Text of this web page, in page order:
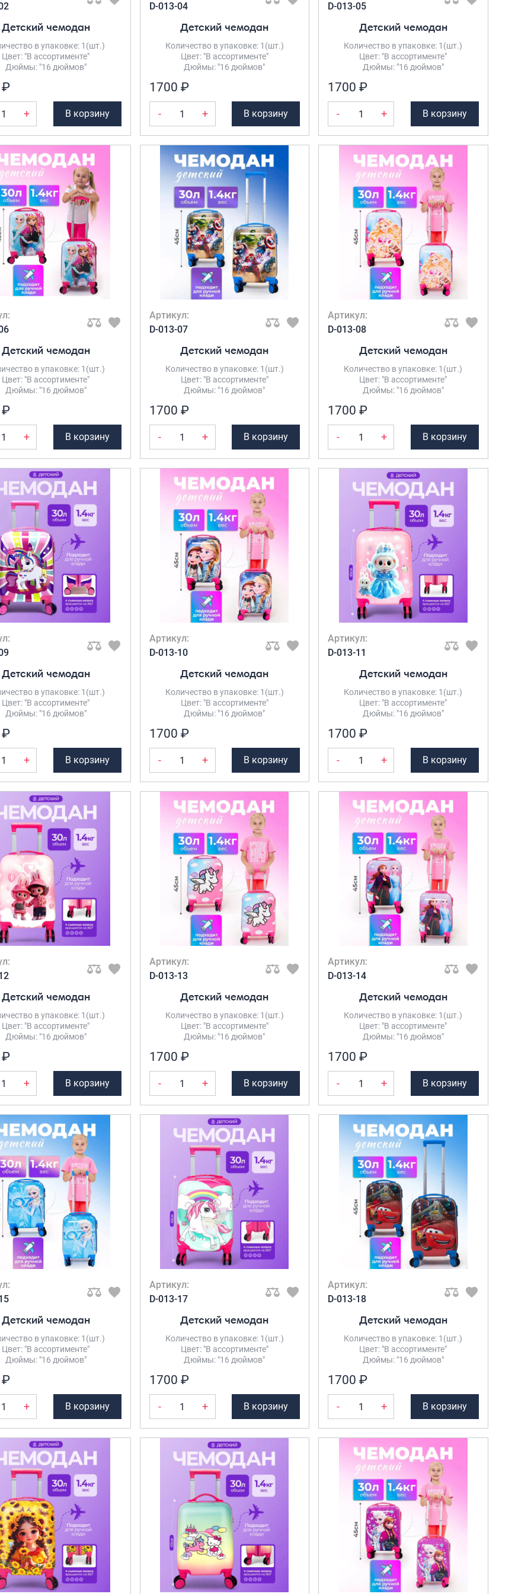
Рюкзаки городские
Рюкзаки школьные
Рюкзаки подростковые
Ранцы школьные
Рюкзаки туристические
Рюкзаки на колесах
ШОППЕРЫ
Кейсы и планшеты
Кейсы
Планшеты
Портпледы
Аксессуары
ЧЕХЛЫ ДЛЯ ЧЕМОДАНОВ
Мешки для обуви
Пеналы для школы
Новинки
Чемоданы оптом
Чемоданы на колесах
Чемоданы детские
Пилоты на колесах
Рюкзаки детские для детских
чемоданов
Бьюти-кейсы
Саквояжи
Распродажа
Сумки
Сумки колесные
Сумки спортивные
Сумки для ноутбуков
Сумки-тележки хозяйственные
Сумки-рюкзаки на колёсах
Сумки детские
Рюкзаки
Рюкзаки городские
Рюкзаки школьные
Рюкзаки подростковые
Ранцы школьные
Рюкзаки детские
Рюкзаки туристические
Рюкзаки для охоты-рыбалки
Рюкзаки на колесах
ШОППЕРЫ
Кейсы и планшеты
Кейсы
Планшеты
Аксессуары
Чехлы для чемоданов
Мешки для обуви
Пеналы для школы
Детский чемодан
в упаковке: 1(шт.)
Цвет: "В ассортименте"
Дюймы: "16 дюймов"
₽
+ В корзину
D-013-04
Детский чемодан
Количество в упаковке: 1(шт.)
Цвет: "В ассортименте"
Дюймы: "16 дюймов"
1700 ₽
- + В корзину
D-013-05
Детский чемодан
Количество в упаковке: 1(шт.)
Цвет: "В ассортименте"
Дюймы: "16 дюймов"
1700 ₽
- + В корзину
Детский чемодан
в упаковке: 1(шт.)
Цвет: "В ассортименте"
Дюймы: "16 дюймов"
₽
+ В корзину
Артикул:
D-013-07
Детский чемодан
Количество в упаковке: 1(шт.)
Цвет: "В ассортименте"
Дюймы: "16 дюймов"
1700 ₽
- + В корзину
Артикул:
D-013-08
Детский чемодан
Количество в упаковке: 1(шт.)
Цвет: "В ассортименте"
Дюймы: "16 дюймов"
1700 ₽
- + В корзину
Детский чемодан
в упаковке: 1(шт.)
Цвет: "В ассортименте"
Дюймы: "16 дюймов"
₽
+ В корзину
Артикул:
D-013-10
Детский чемодан
Количество в упаковке: 1(шт.)
Цвет: "В ассортименте"
Дюймы: "16 дюймов"
1700 ₽
- + В корзину
Артикул:
D-013-11
Детский чемодан
Количество в упаковке: 1(шт.)
Цвет: "В ассортименте"
Дюймы: "16 дюймов"
1700 ₽
- + В корзину
Детский чемодан
в упаковке: 1(шт.)
Цвет: "В ассортименте"
Дюймы: "16 дюймов"
₽
+ В корзину
Артикул:
D-013-13
Детский чемодан
Количество в упаковке: 1(шт.)
Цвет: "В ассортименте"
Дюймы: "16 дюймов"
1700 ₽
- + В корзину
Артикул:
D-013-14
Детский чемодан
Количество в упаковке: 1(шт.)
Цвет: "В ассортименте"
Дюймы: "16 дюймов"
1700 ₽
- + В корзину
Детский чемодан
в упаковке: 1(шт.)
Цвет: "В ассортименте"
Дюймы: "16 дюймов"
₽
+ В корзину
Артикул:
D-013-17
Детский чемодан
Количество в упаковке: 1(шт.)
Цвет: "В ассортименте"
Дюймы: "16 дюймов"
1700 ₽
- + В корзину
Артикул:
D-013-18
Детский чемодан
Количество в упаковке: 1(шт.)
Цвет: "В ассортименте"
Дюймы: "16 дюймов"
1700 ₽
- + В корзину